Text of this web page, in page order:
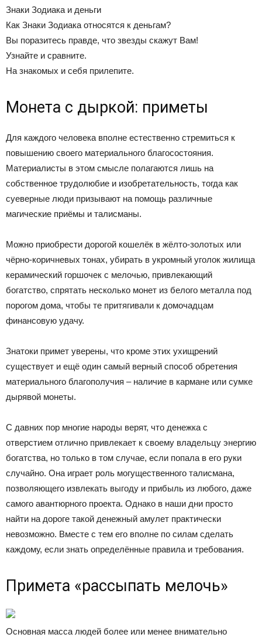
Знаки Зодиака и деньги
Как Знаки Зодиака относятся к деньгам?
Вы поразитесь правде, что звезды скажут Вам!
Узнайте и сравните.
На знакомых и себя прилепите.
Монета с дыркой: приметы
Для каждого человека вполне естественно стремиться к
повышению своего материального благосостояния.
Материалисты в этом смысле полагаются лишь на
собственное трудолюбие и изобретательность, тогда как
суеверные люди призывают на помощь различные
магические приёмы и талисманы.
Можно приобрести дорогой кошелёк в жёлто-золотых или
чёрно-коричневых тонах, убирать в укромный уголок жилища
керамический горшочек с мелочью, привлекающий
богатство, спрятать несколько монет из белого металла под
порогом дома, чтобы те притягивали к домочадцам
финансовую удачу.
Знатоки примет уверены, что кроме этих ухищрений
существует и ещё один самый верный способ обретения
материального благополучия – наличие в кармане или сумке
дырявой монеты.
С давних пор многие народы верят, что денежка с
отверстием отлично привлекает к своему владельцу энергию
богатства, но только в том случае, если попала в его руки
случайно. Она играет роль могущественного талисмана,
позволяющего извлекать выгоду и прибыль из любого, даже
самого авантюрного проекта. Однако в наши дни просто
найти на дороге такой денежный амулет практически
невозможно. Вместе с тем его вполне по силам сделать
каждому, если знать определённые правила и требования.
Примета «рассыпать мелочь»
Основная масса людей более или менее внимательно